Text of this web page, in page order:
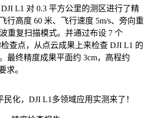
L1 对 0.3 平方公里的测区进行了精
行高度 60 米、飞行速度 5m/s、旁向重
重复扫描模式。并通过布设 7 个
查点，从点云成果上来检查 DJI L1 的
最终精度成果平面约 3cm，高程约
求。